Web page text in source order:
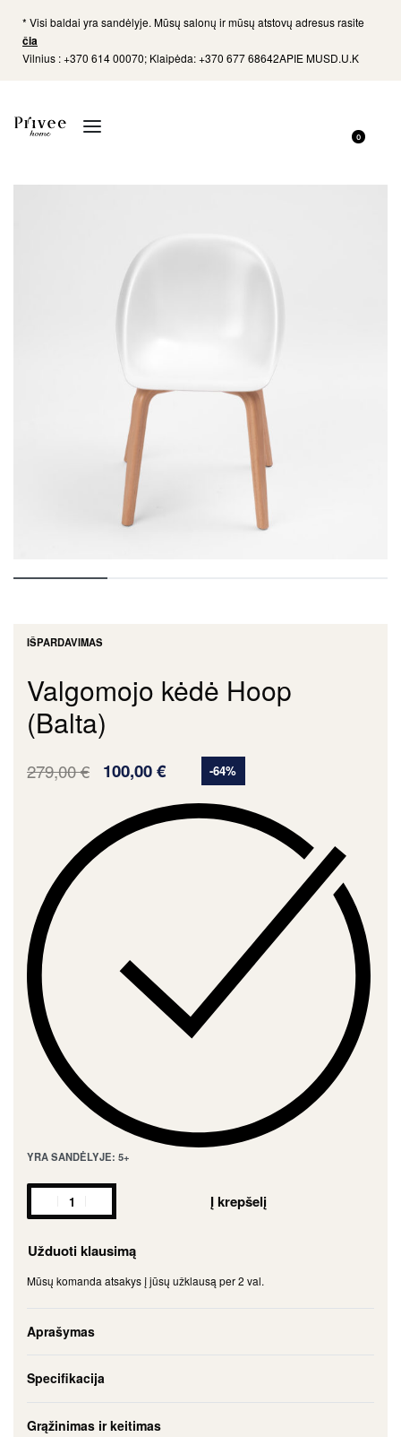
* Visi baldai yra sandėlyje. Mūsų salonų ir mūsų atstovų adresus rasite
čia
Vilnius : +370 614 00070; Klaipėda: +370 677 68642APIE MUSD.U.K
0
IŠPARDAVIMAS
Valgomojo kėdė Hoop
(Balta)
279,00€ 100,00€ -64%
YRA SANDĖLYJE: 5+
Į krepšelį
Užduoti klausimą
Mūsų komanda atsakys į jūsų užklausą per 2 val.
Aprašymas
Specifikacija
Grąžinimas ir keitimas